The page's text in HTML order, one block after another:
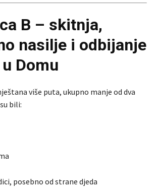
B – skitnja,
nasilje i odbijanje
Domu
više puta, ukupno manje od dva
bili:
posebno od strane djeda